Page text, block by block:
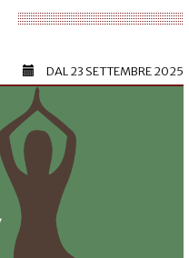
DAL23 SETTEMBRE 2025